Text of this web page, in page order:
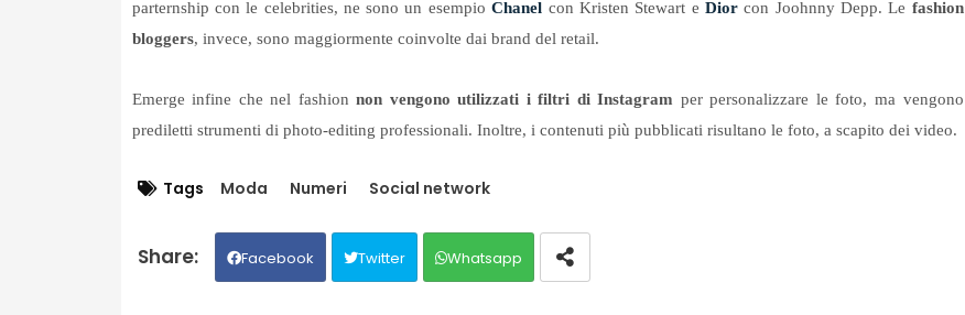
parternship con le celebrities, ne sono un esempioChanel con Kristen Stewart e Dior con Joohnny Depp. Le fashion
bloggers, invece, sono maggiormente coinvolte dai brand del retail.
Emerge infine che nel fashionnon vengono utilizzati i filtri di Instagram per personalizzare le foto, ma vengono
prediletti strumenti di photo-editing professionali. Inoltre, i contenuti più pubblicati risultano le foto, a scapito dei video.
Tags Moda Numeri Social network
Facebook Twitter Whatsapp